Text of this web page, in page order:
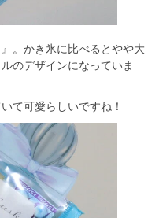
。かき氷に比べるとやや大
のデザインになっていま
て可愛らしいですね！